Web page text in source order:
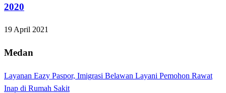
2020
19 April 2021
Medan
Layanan Eazy Paspor, Imigrasi Belawan Layani Pemohon Rawat
Inap di Rumah Sakit